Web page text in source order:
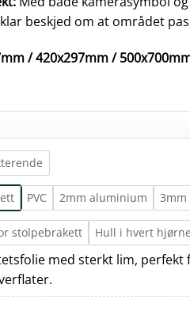
beskjed om at området
/ 420x297mm /
PVC 2mm aluminium 3mm
stolpebrakett Hull i hvert
med sterkt lim,